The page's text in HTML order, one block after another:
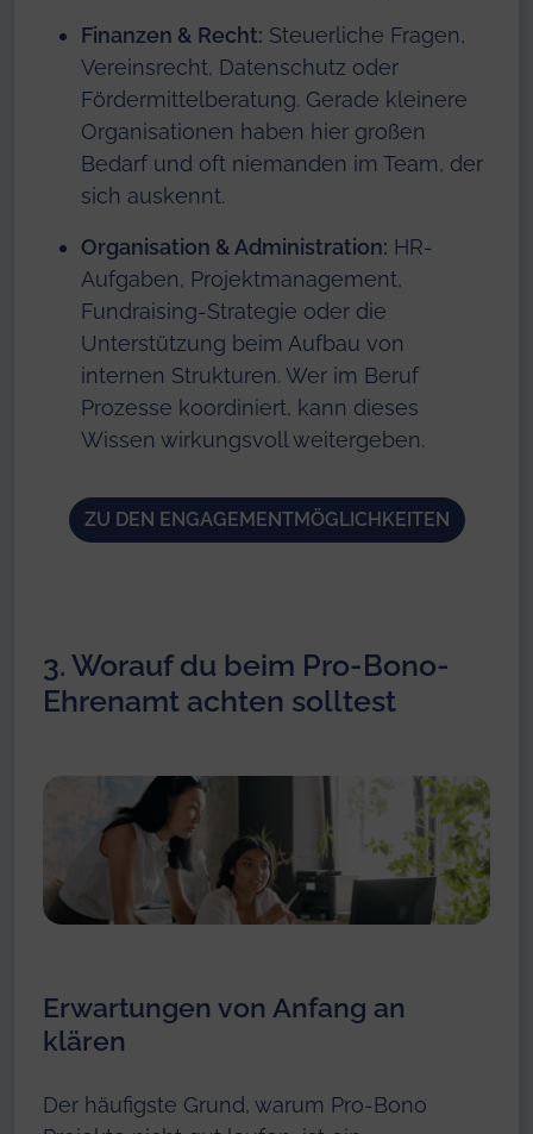
Finanzen & Recht: Steuerliche Fragen,
Vereinsrecht, Datenschutz oder
Fördermittelberatung. Gerade kleinere
Organisationen haben hier großen
Bedarf und oft niemanden im Team, der
sich auskennt.
Organisation & Administration: HR-
Aufgaben, Projektmanagement,
Fundraising-Strategie oder die
Unterstützung beim Aufbau von
internen Strukturen. Wer im Beruf
Prozesse koordiniert, kann dieses
Wissen wirkungsvoll weitergeben.
ZU DEN ENGAGEMENTMÖGLICHKEITEN
3. Worauf du beim Pro-Bono-
Ehrenamt achten solltest
Erwartungen von Anfang an
klären
Der häufigste Grund, warum Pro-Bono